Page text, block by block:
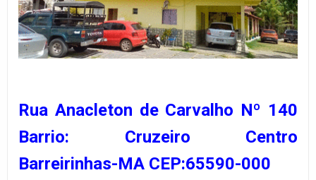
Rua Anacleton de Carvalho Nº 140
Barrio: Cruzeiro Centro
Barreirinhas-MA CEP:65590-000